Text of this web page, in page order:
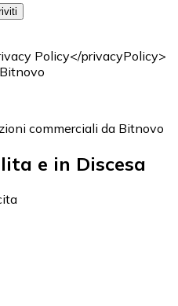
Policy</privacyPolicy>
commerciali da Bitnovo
e in Discesa